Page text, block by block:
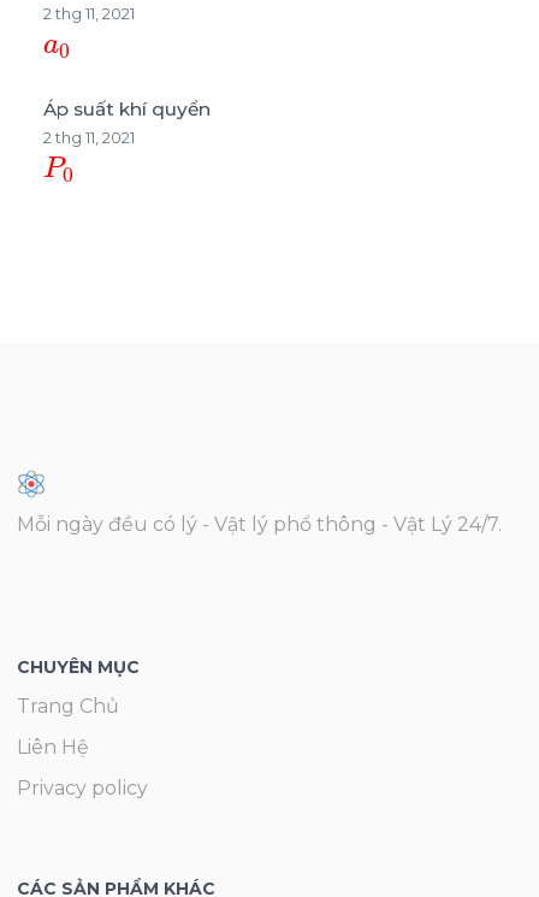
2 thg 11, 2021
a0
Áp suất khí quyển
2 thg 11, 2021
P0
Mỗi ngày đều có lý - Vật lý phổ thông - Vật Lý 24/7.
CHUYÊN MỤC
Trang Chủ
Liên Hệ
Privacy policy
CÁC SẢN PHẨM KHÁC